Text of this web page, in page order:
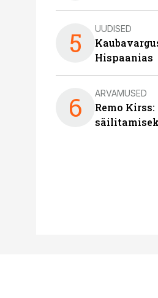
5 UUDISED
Hispaanias
6 ARVAMUSED
Remo